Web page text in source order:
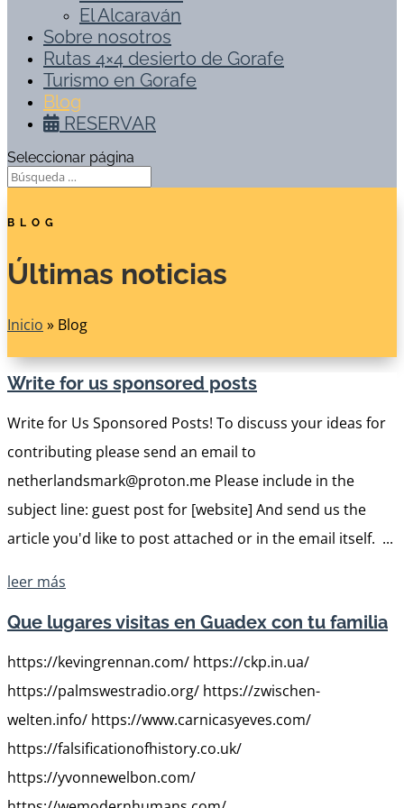
El Alcaraván
Sobre nosotros
Rutas 4×4 desierto de Gorafe
Turismo en Gorafe
Blog
RESERVAR
Seleccionar página
BLOG
Últimas noticias
Inicio » Blog
Write for us sponsored posts
Write for Us Sponsored Posts! To discuss your ideas for
contributing please send an email to
netherlandsmark@proton.me Please include in the
subject line: guest post for [website] And send us the
article you'd like to post attached or in the email itself. ...
leer más
Que lugares visitas en Guadex con tu familia
https://kevingrennan.com/ https://ckp.in.ua/
https://palmswestradio.org/ https://zwischen-
welten.info/ https://www.carnicasyeves.com/
https://falsificationofhistory.co.uk/
https://yvonnewelbon.com/